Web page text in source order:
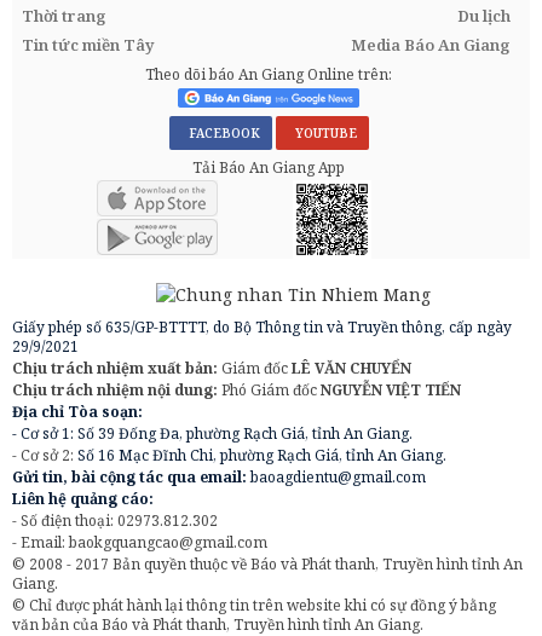
Thời trang
Du lịch
Tin tức miền Tây
Media Báo An Giang
Theo dõi báo An Giang Online trên:
FACEBOOK YOUTUBE
Tải Báo An Giang App
Giấy phép số 635/GP-BTTTT, do Bộ Thông tin và Truyền thông, cấp ngày
29/9/2021
Chịu trách nhiệm xuất bản: Giám đốcLÊ VĂN CHUYỂN
Chịu trách nhiệm nội dung: Phó Giám đốcNGUYỄN VIỆT TIẾN
Địa chỉ Tòa soạn:
- Cơ sở 1: Số 39 Đống Đa, phường Rạch Giá, tỉnh An Giang.
- Cơ sở 2: Số 16 Mạc Đĩnh Chi, phường Rạch Giá, tỉnh An Giang.
Gửi tin, bài cộng tác qua email:baoagdientu@gmail.com
Liên hệ quảng cáo:
- Số điện thoại: 02973.812.302
- Email:baokgquangcao@gmail.com
© 2008 - 2017 Bản quyền thuộc về Báo và Phát thanh, Truyền hình tỉnh An
Giang.
© Chỉ được phát hành lại thông tin trên website khi có sự đồng ý bằng
văn bản của Báo và Phát thanh, Truyền hình tỉnh An Giang.